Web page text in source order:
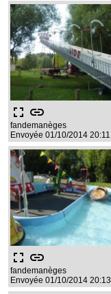
fullscreen link
fandemanèges
Envoyée 01/10/2014 20:11
fullscreen link
fandemanèges
Envoyée 01/10/2014 20:13